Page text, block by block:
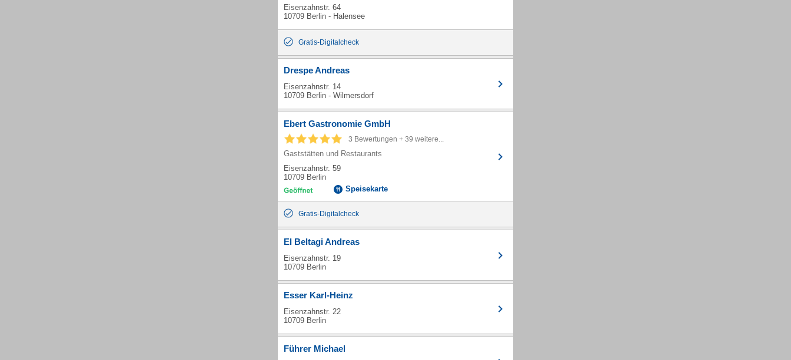
Eisenzahnstr. 64
10709 Berlin - Halensee
Gratis-Digitalcheck
Drespe Andreas
Eisenzahnstr. 14
10709 Berlin - Wilmersdorf
Ebert Gastronomie GmbH
3 Bewertungen + 39 weitere...
Gaststätten und Restaurants
Eisenzahnstr. 59
10709 Berlin
Speisekarte
Gratis-Digitalcheck
El Beltagi Andreas
Eisenzahnstr. 19
10709 Berlin
Esser Karl-Heinz
Eisenzahnstr. 22
10709 Berlin
Führer Michael